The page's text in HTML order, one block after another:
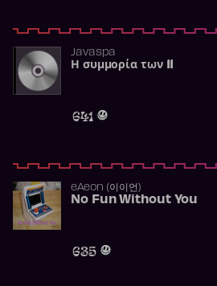
Javaspa
Η συμμορία των 11
641
​eAeon (이이언)
No Fun Without You
635